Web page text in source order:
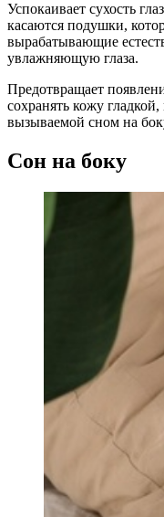
Успокаивает сухость
касаются подушки,
вырабатывающие
увлажняющую глаза.
Предотвращает
сохранять кожу
вызываемой сном на
Сон на боку